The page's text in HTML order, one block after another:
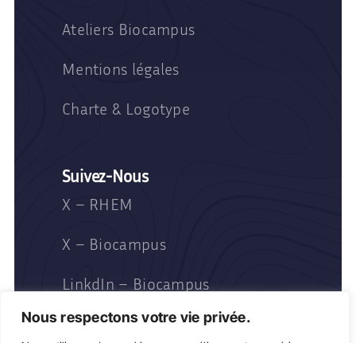
Nous respectons votre vie privée.
Ateliers Biocampus
Mentions légales
Charte & Logotype
Suivez-Nous
X – RHEM
X – Biocampus
LinkdIn – Biocampus